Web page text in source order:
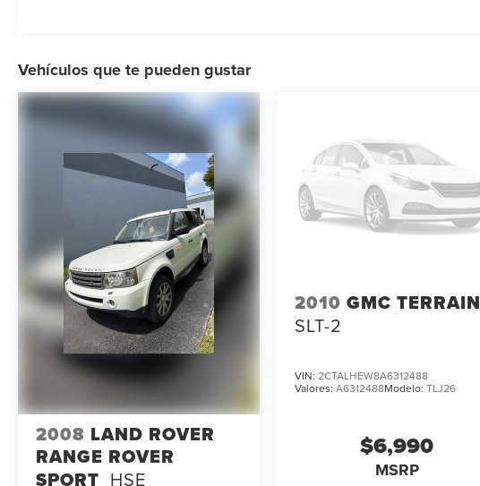
Vehículos que te pueden gustar
2008 LAND ROVER
RANGE ROVER
SPORT HSE
2010 GMC TERRAIN
SLT-2
VIN: 2CTALHEW8A6312488
Valores: A6312488Modelo: TLJ26
$6,990
MSRP